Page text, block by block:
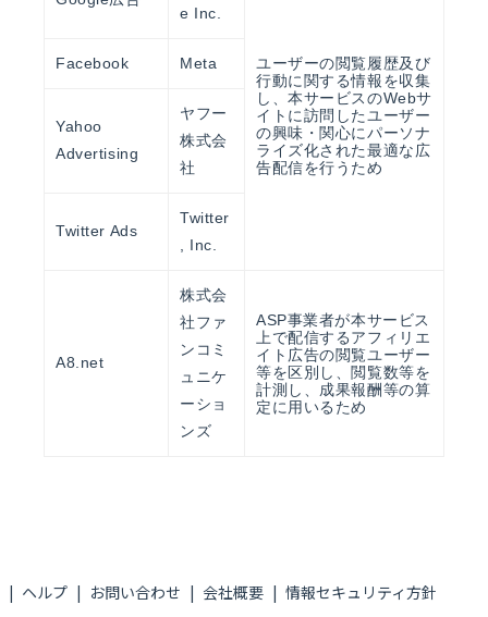
e Inc.
ユーザーの閲覧履歴及び
行動に関する情報を収集
し、本サービスのWebサ
イトに訪問したユーザー
の興味・関心にパーソナ
ライズ化された最適な広
告配信を行うため
Facebook Meta
Yahoo
Advertising
ヤフー
株式会
社
Twitter Ads
Twitter
, Inc.
A8.net
株式会
社ファ
ンコミ
ュニケ
ーショ
ンズ
ASP事業者が本サービス
上で配信するアフィリエ
イト広告の閲覧ユーザー
等を区別し、閲覧数等を
計測し、成果報酬等の算
定に用いるため
ヘルプ お問い合わせ 会社概要
情報セキュリティ方針